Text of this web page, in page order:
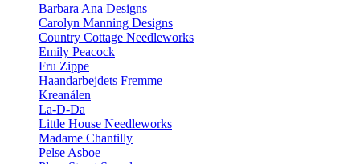
Barbara Ana Designs
Carolyn Manning Designs
Country Cottage Needleworks
Emily Peacock
Fru Zippe
Haandarbejdets Fremme
Kreanålen
La-D-Da
Little House Needleworks
Madame Chantilly
Pelse Asboe